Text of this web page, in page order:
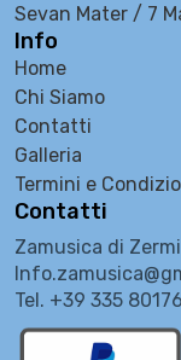
Sevan Mater / 7
Info
Home
Chi Siamo
Contatti
Galleria
Termini e
Contatti
Zamusica di
Tel. +39 335